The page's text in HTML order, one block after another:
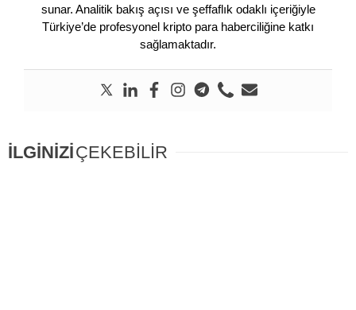
sunar. Analitik bakış açısı ve şeffaflık odaklı içeriğiyle
Türkiye’de profesyonel kripto para haberciliğine katkı
sağlamaktadır.
İLGİNİZİÇEKEBİLİR